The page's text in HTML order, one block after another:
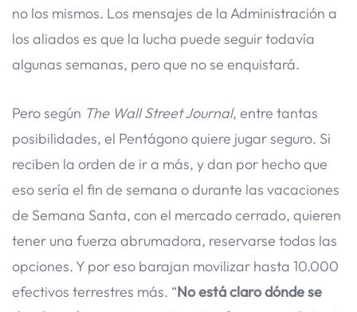
no los mismos. Los mensajes de la Administración a
los aliados es que la lucha puede seguir todavía
algunas semanas, pero que no se enquistará.
Pero según The Wall Street Journal, entre tantas
posibilidades, el Pentágono quiere jugar seguro. Si
reciben la orden de ir a más, y dan por hecho que
eso sería el fin de semana o durante las vacaciones
de Semana Santa, con el mercado cerrado, quieren
tener una fuerza abrumadora, reservarse todas las
opciones. Y por eso barajan movilizar hasta 10.000
efectivos terrestres más. “No está claro dónde se